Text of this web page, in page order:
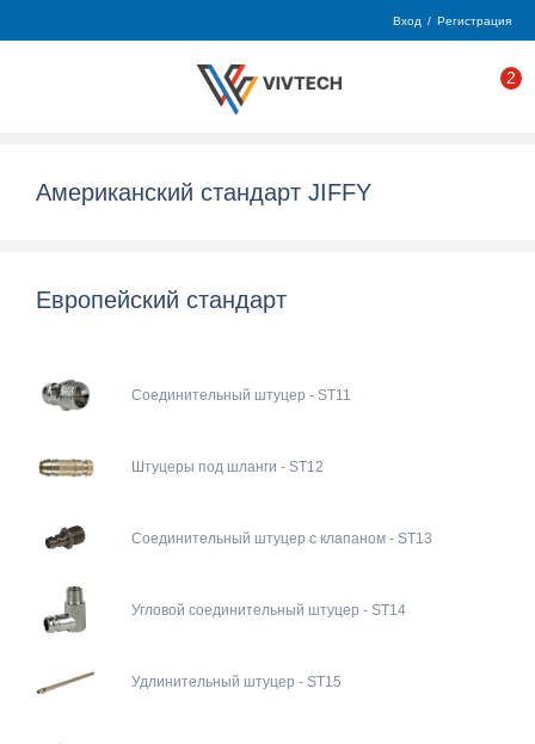
Вход / Регистрация
2
Американский стандарт JIFFY
Европейский стандарт
Соединительный штуцер - ST11
Штуцеры под шланги - ST12
Соединительный штуцер с клапаном - ST13
Угловой соединительный штуцер - ST14
Удлинительный штуцер - ST15